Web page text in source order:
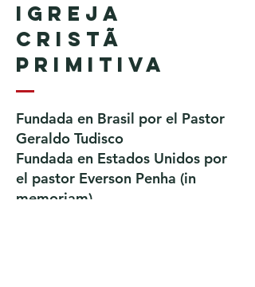
Igreja
Cristã
Primitiva
Fundada en Brasil por el Pastor
Geraldo Tudisco
Fundada en Estados Unidos por
el pastor Everson Penha ​(in
memoriam)